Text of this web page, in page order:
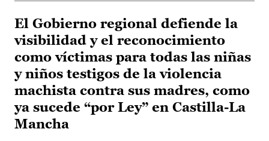
El Gobierno regional defiende la
visibilidad y el reconocimiento
como víctimas para todas las niñas
y niños testigos de la violencia
machista contra sus madres, como
ya sucede “por Ley” en Castilla-La
Mancha